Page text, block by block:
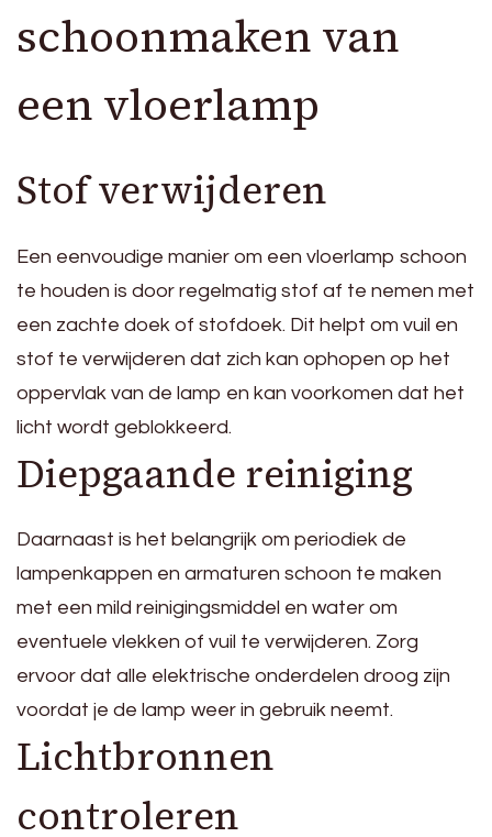
schoonmaken van
een vloerlamp
Stof verwijderen
Een eenvoudige manier om een vloerlamp schoon
te houden is door regelmatig stof af te nemen met
een zachte doek of stofdoek. Dit helpt om vuil en
stof te verwijderen dat zich kan ophopen op het
oppervlak van de lamp en kan voorkomen dat het
licht wordt geblokkeerd.
Diepgaande reiniging
Daarnaast is het belangrijk om periodiek de
lampenkappen en armaturen schoon te maken
met een mild reinigingsmiddel en water om
eventuele vlekken of vuil te verwijderen. Zorg
ervoor dat alle elektrische onderdelen droog zijn
voordat je de lamp weer in gebruik neemt.
Lichtbronnen
controleren